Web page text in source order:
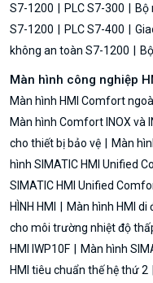
S7-1200
PLC S7-300 Bộ
S7-1200
PLC S7-400
không an toàn S7-1200
Màn hình công nghiệp
Màn hình HMI Comfort
Màn hình Comfort INOX và
cho thiết bị bảo vệ
Màn
hình SIMATIC HMI Unified
SIMATIC HMI Unified
HÌNH HMI
Màn hình HMI di
cho môi trường nhiệt độ
HMI IWP10F
Màn hình
HMI tiêu chuẩn thế hệ thứ 2